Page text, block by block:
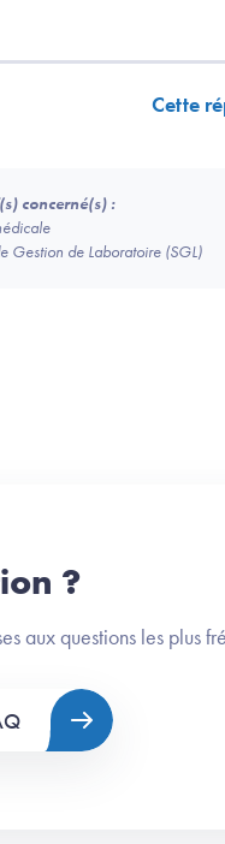
Cette
concerné(s) :
Gestion de Laboratoire (SGL)
?
aux questions les plus